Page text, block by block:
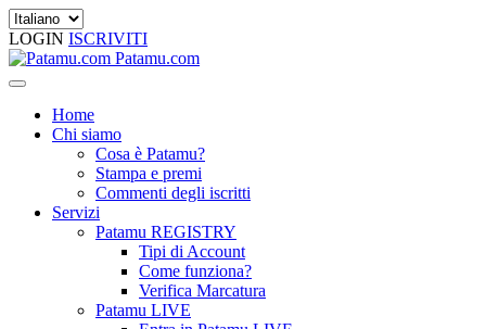
LOGIN ISCRIVITI
Patamu.com
Home
Chi siamo
Cosa è Patamu?
Stampa e premi
Commenti degli iscritti
Servizi
Patamu REGISTRY
Tipi di Account
Come funziona?
Verifica Marcatura
Patamu LIVE